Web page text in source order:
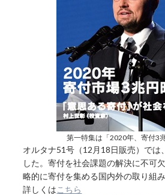
第一特集は「2020年、寄付3
オルタナ51号（12月18日販売）では
した。寄付を社会課題の解決に不可
略的に寄付を集める国内外の取り組
詳しくはこちら